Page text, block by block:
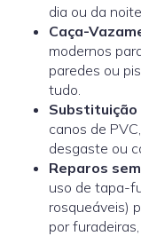
dia ou da noite.
Caça-
modernos
paredes ou
tudo.
Substituição
canos de
desgaste ou
Reparos
uso de tapa-
rosqueáveis)
por